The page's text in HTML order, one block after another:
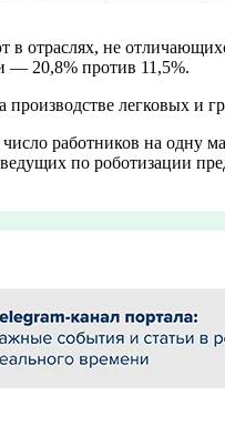
не
— 20,8% против 11,5%.
легковых и
работников на одну
по роботизации